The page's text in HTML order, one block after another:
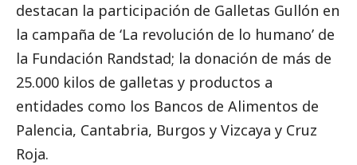
destacan la participación de Galletas Gullón en
la campaña de ‘La revolución de lo humano’ de
la Fundación Randstad; la donación de más de
25.000 kilos de galletas y productos a
entidades como los Bancos de Alimentos de
Palencia, Cantabria, Burgos y Vizcaya y Cruz
Roja.